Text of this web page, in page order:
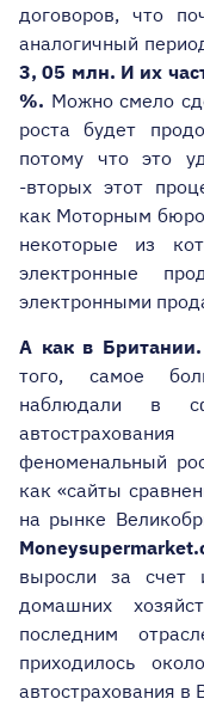
договоров, что
аналогичный
3, 05 млн. И их
%. Можно смело
роста будет
потому что это
-вторых этот
как Моторным бюро
некоторые из
электронные
электронными
А как в Британии.
того, самое
наблюдали в
феноменальный
как «сайты
на рынке
выросли за счет
домашних
последним
приходилось
автострахования